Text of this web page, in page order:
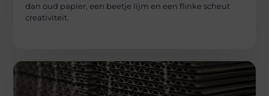
dan oud papier, een beetje lijm en een flinke scheut
creativiteit.